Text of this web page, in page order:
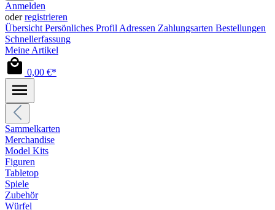
Anmelden
oderregistrieren
Übersicht Persönliches Profil Adressen Zahlungsarten Bestellungen
Schnellerfassung
Meine Artikel
0,00 €*
Sammelkarten
Merchandise
Model Kits
Figuren
Tabletop
Spiele
Zubehör
Würfel